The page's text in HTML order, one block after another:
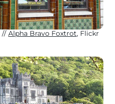
Alpha Bravo Foxtrot, Flickr